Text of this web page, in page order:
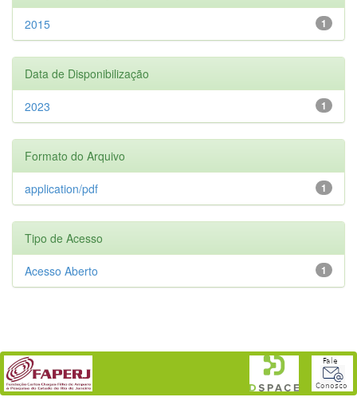
1
2015
Data de Disponibilização
1
2023
Formato do Arquivo
1
application/pdf
Tipo de Acesso
1
Acesso Aberto